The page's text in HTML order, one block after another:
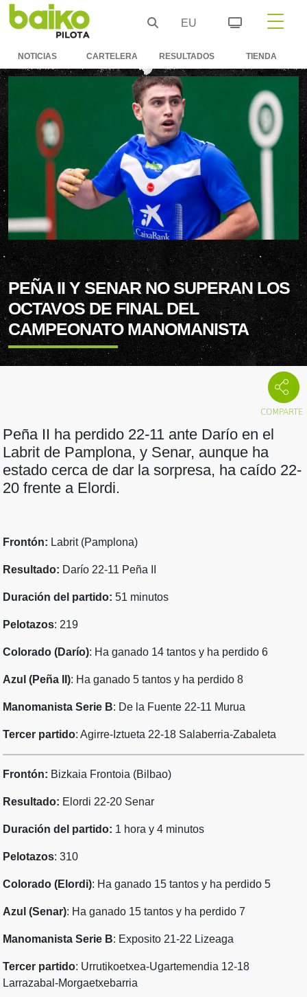
EU
NOTICIAS CARTELERA RESULTADOS TIENDA
PEÑA II Y SENAR NO SUPERAN LOS
OCTAVOS DE FINAL DEL
CAMPEONATO MANOMANISTA
Peña II ha perdido 22-11 ante Darío en el
Labrit de Pamplona, y Senar, aunque ha
estado cerca de dar la sorpresa, ha caído 22-
20 frente a Elordi.
Frontón: Labrit (Pamplona)
Resultado: Darío 22-11 Peña II
Duración del partido: 51 minutos
Pelotazos: 219
Colorado (Darío): Ha ganado 14 tantos y ha perdido 6
Azul (Peña II): Ha ganado 5 tantos y ha perdido 8
Manomanista Serie B: De la Fuente 22-11 Murua
Tercer partido: Agirre-Iztueta 22-18 Salaberria-Zabaleta
Frontón: Bizkaia Frontoia (Bilbao)
Resultado: Elordi 22-20 Senar
Duración del partido: 1 hora y 4 minutos
Pelotazos: 310
Colorado (Elordi): Ha ganado 15 tantos y ha perdido 5
Azul (Senar): Ha ganado 15 tantos y ha perdido 7
Manomanista Serie B: Exposito 21-22 Lizeaga
Tercer partido: Urrutikoetxea-Ugartemendia 12-18
Larrazabal-Morgaetxebarria